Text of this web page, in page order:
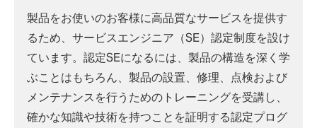
製品をお使いのお客様に高品質なサービスを提供す
るため、サービスエンジニア（SE）認定制度を設け
ています。認定SEになるには、製品の構造を深く学
ぶことはもちろん、製品の設置、修理、点検および
メンテナンスを行うためのトレーニングを受講し、
確かな知識や技術を持つことを証明する認定プログ